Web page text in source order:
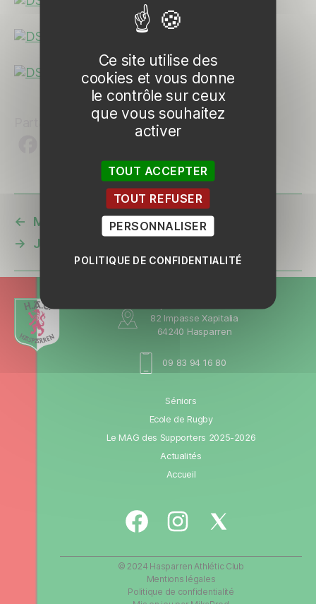
←
M14 Samedi 17 Janvier
→
Juniors HAC vs RAS Seignanx
82 Impasse Xapitalia
64240 Hasparren
09 83 94 16 80
Séniors
Ecole de Rugby
Le MAG des Supporters 2025-2026
Actualités
Accueil
FacebookInstagramTwitter
X
© 2024 Hasparren Athlétic Club
Mentions légales
Politique de confidentialité
Ce site utilise des
cookies et vous donne
le contrôle sur ceux
que vous souhaitez
activer
TOUT ACCEPTER
TOUT REFUSER
PERSONNALISER
POLITIQUE DE CONFIDENTIALITÉ